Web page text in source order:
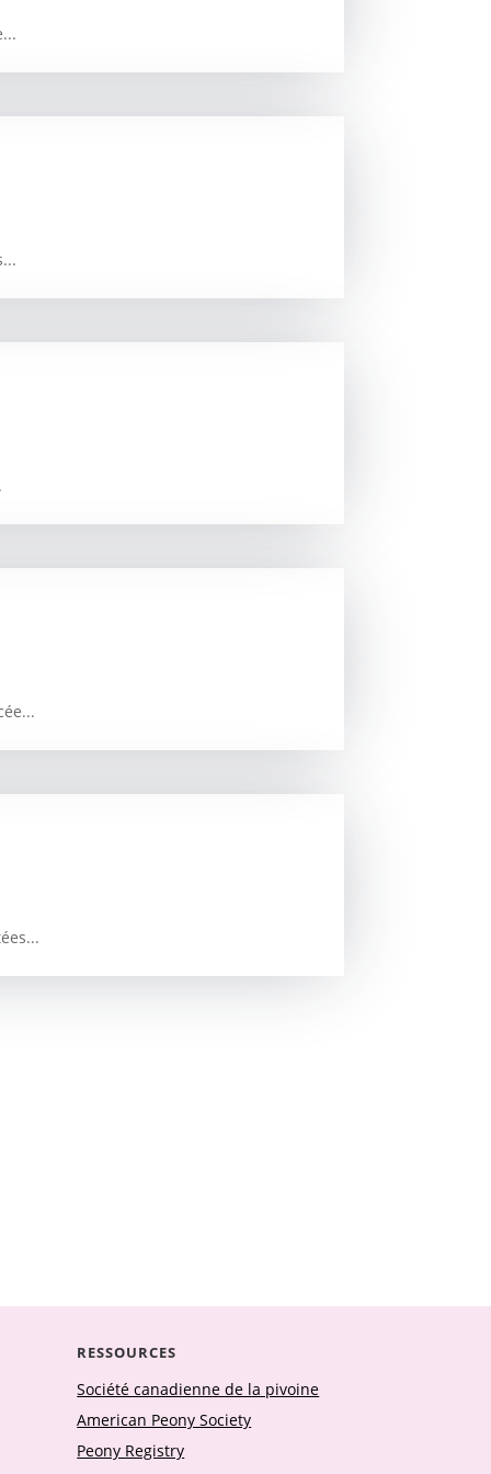
RESSOURCES
Société canadienne de la pivoine
American Peony Society
Peony Registry